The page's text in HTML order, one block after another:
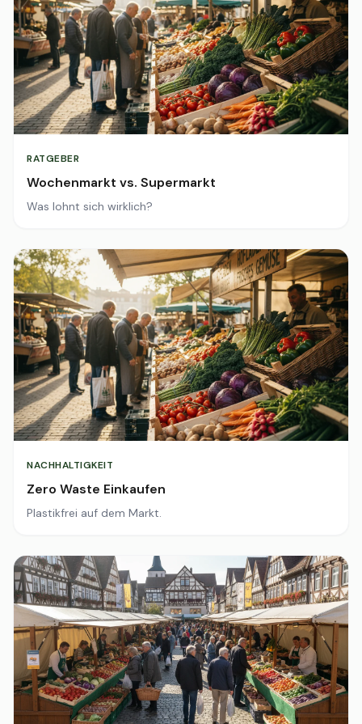
RATGEBER
Wochenmarkt vs. Supermarkt
Was lohnt sich wirklich?
NACHHALTIGKEIT
Zero Waste Einkaufen
Plastikfrei auf dem Markt.